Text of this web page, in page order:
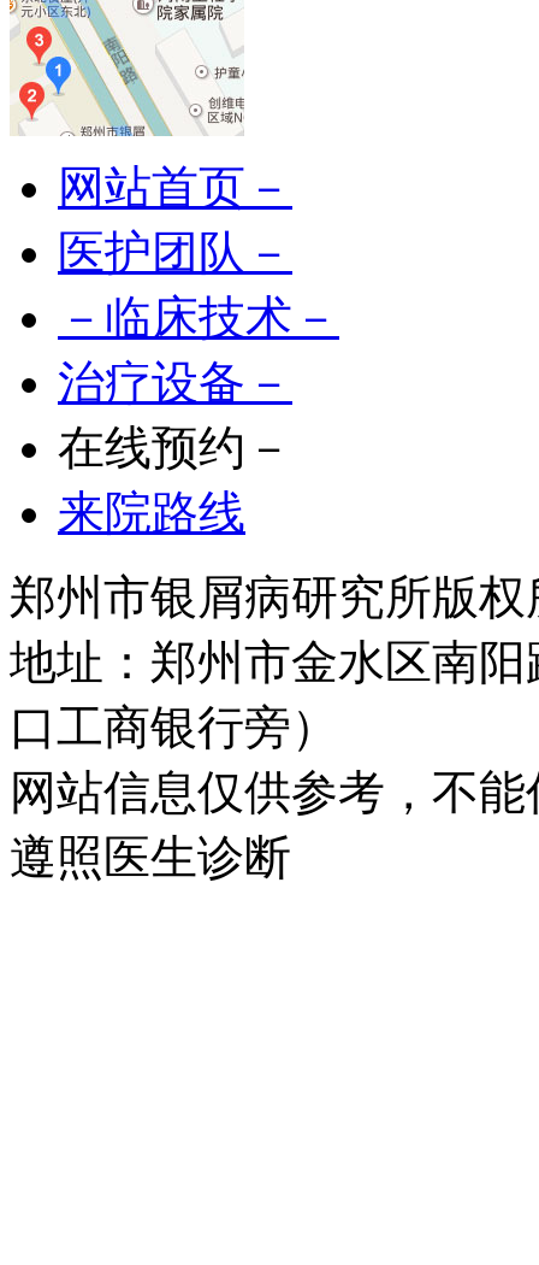
网站首页－
医护团队－
－临床技术－
治疗设备－
在线预约－
来院路线
郑州市银屑病研究所版权
地址：郑州市金水区南
口工商银行旁）
网站信息仅供参考，不
遵照医生诊断